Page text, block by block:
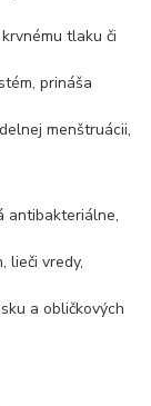
tlaku či
prináša
menštruácii,
antibakteriálne,
lieči vredy,
a obličkových